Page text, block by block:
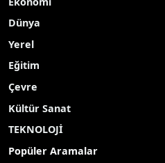
Siyaset
Ekonomi
Dünya
Yerel
Eğitim
Çevre
Kültür Sanat